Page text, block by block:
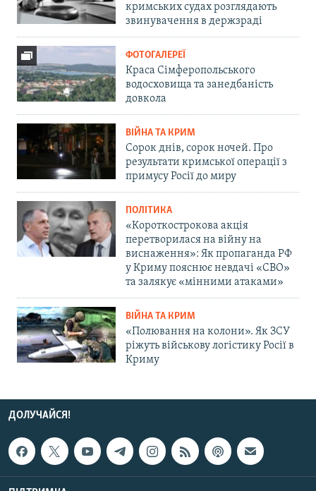
кримських судах розглядають
звинувачення в держзраді
ФОТОГАЛЕРЕЇ
Краса Сімферопольського
водосховища та занедбаність
довкола
ВІЙНА ТА КРИМ
Сорок днів, сорок ночей. Про
результати кримської операції з
примусу Росії до миру
ПОЛІТИКА
«Короткострокова акція
перетворилася на війну на
виснаження»: Як пропаганда РФ
у Криму пояснює невдачі «СВО»
та залякує «мінними атаками»
ВІЙНА ТА КРИМ
«Полювання на колони». Як ЗСУ
ріжуть військову логістику Росії в
Криму
ДОЛУЧАЙСЯ!